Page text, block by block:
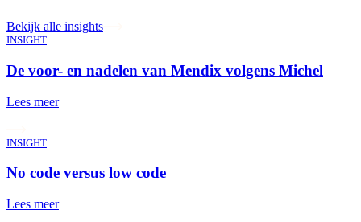
Bekijk alle insights
INSIGHT
De voor- en nadelen van Mendix volgens Michel
Lees meer
INSIGHT
No code versus low code
Lees meer